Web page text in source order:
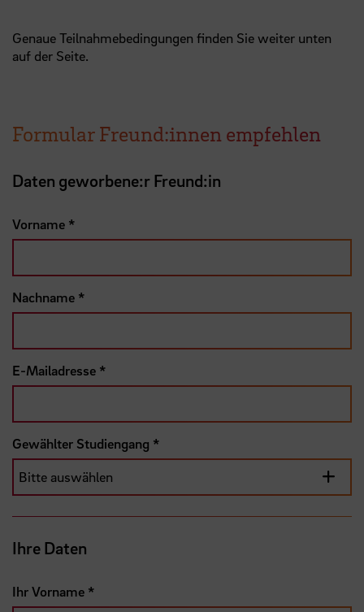
Genaue Teilnahmebedingungen finden Sie weiter unten
auf der Seite.
Formular Freund:innen empfehlen
Daten geworbene:r Freund:in
Vorname *
Nachname *
E-Mailadresse *
Gewählter Studiengang *
Ihre Daten
Ihr Vorname *